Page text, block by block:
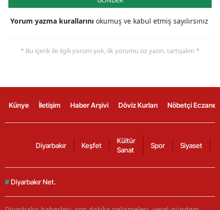
Yorum yazma kurallarını okumuş ve kabul etmiş sayılırsınız
* Bu içerik ile ilgili yorum yok, ilk yorumu siz yazın, tartışalım *
Künye İletişim Haber Arşivi Döviz Kurları Nöbetçi
Diyarbakır Keşfet
Kültür
Sanat
Spor Siyaset
# Diyarbakır Net.